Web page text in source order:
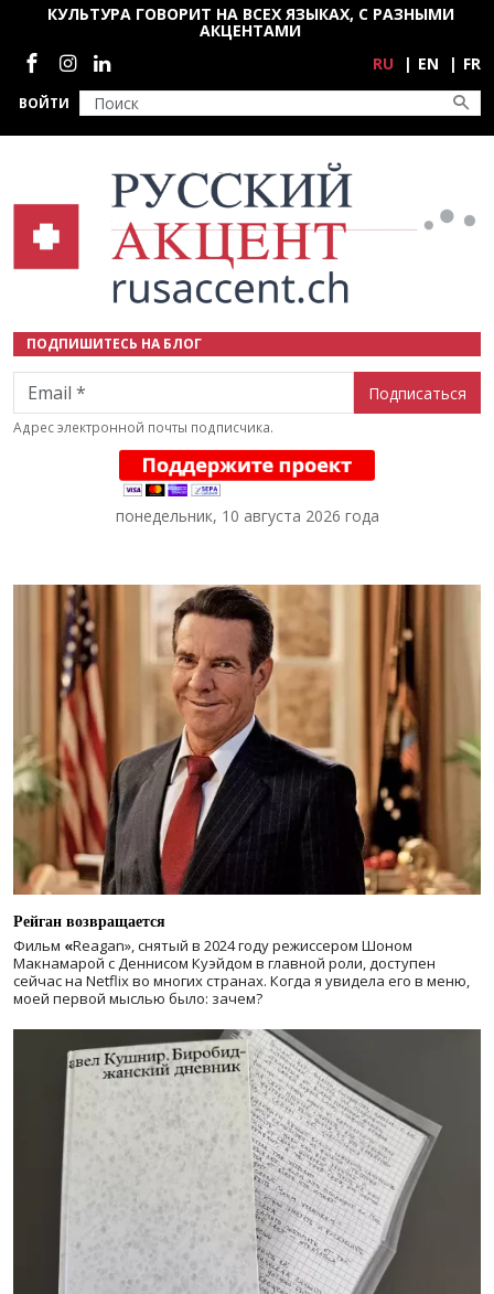
Перейти к основному содержанию
ВОЙТИ
КУЛЬТУРА ГОВОРИТ НА ВСЕХ ЯЗЫКАХ, С РАЗНЫМИ
АКЦЕНТАМИ
Социальные сети
RU EN FR
ПОДПИШИТЕСЬ НА БЛОГ
Email
Адрес электронной почты подписчика.
понедельник, 10 августа 2026 года
Рейган возвращается
Фильм «Reagan», снятый в 2024 годурежиссером Шоном
Макнамарой с Деннисом Куэйдом в главной роли, доступен
сейчас на Netflix во многих странах. Когда я увидела его в меню,
моей первой мыслью было: зачем?